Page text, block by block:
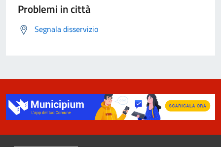
Problemi in città
Segnala disservizio